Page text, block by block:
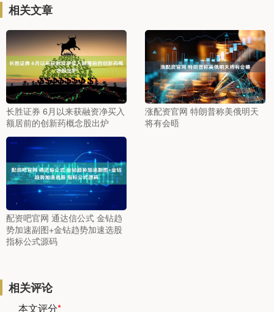
相关文章
长胜证券 6月以来获融资净买入
额居前的创新药概念股出炉
涨配资官网 特朗普称美俄明天
将有会晤
配资吧官网 通达信公式 金钻趋
势加速副图+金钻趋势加速选股
指标公式源码
相关评论
本文评分*